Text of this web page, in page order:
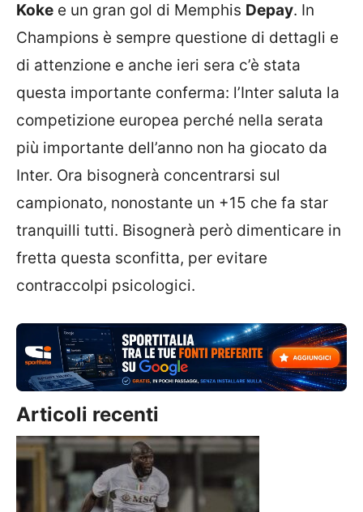
Koke e un gran gol di Memphis Depay. In
Champions è sempre questione di dettagli e
di attenzione e anche ieri sera c’è stata
questa importante conferma: l’Inter saluta la
competizione europea perché nella serata
più importante dell’anno non ha giocato da
Inter. Ora bisognerà concentrarsi sul
campionato, nonostante un +15 che fa star
tranquilli tutti. Bisognerà però dimenticare in
fretta questa sconfitta, per evitare
contraccolpi psicologici.
Articoli recenti